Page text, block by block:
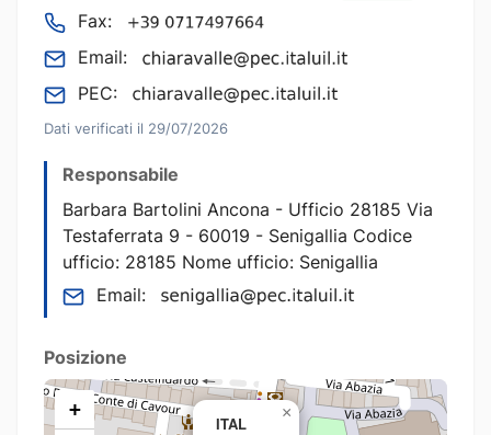
Fax:
Email:
PEC:
Dati verificati il 29/07/2026
Responsabile
Barbara Bartolini Ancona - Ufficio 28185 Via
Testaferrata 9 - 60019 - Senigallia Codice
ufficio: 28185 Nome ufficio: Senigallia
Email:
Posizione
ITAL
×
+